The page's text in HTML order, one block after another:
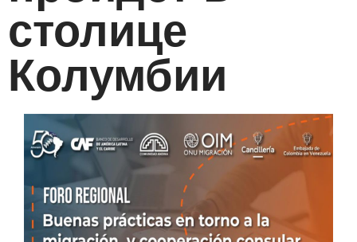
столице
Колумбии